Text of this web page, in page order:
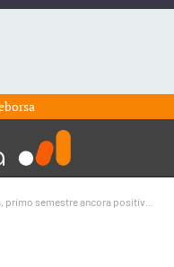
semestre ancora positivo per performance, volumi e scambi